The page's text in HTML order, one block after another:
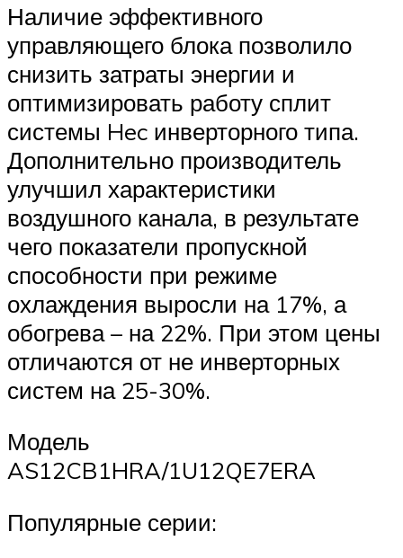
Наличие эффективного
управляющего блока позволило
снизить затраты энергии и
оптимизировать работу сплит
системы Hec инверторного типа.
Дополнительно производитель
улучшил характеристики
воздушного канала, в результате
чего показатели пропускной
способности при режиме
охлаждения выросли на 17%, а
обогрева – на 22%. При этом цены
отличаются от не инверторных
систем на 25-30%.
Модель
AS12CB1HRA/1U12QE7ERA
Популярные серии: